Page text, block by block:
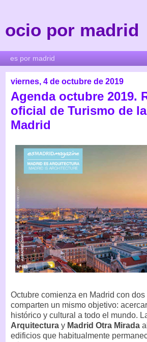
ocio por madrid
viernes, 4 de octubre de 2019
Agenda octubre 2019.
oficial de Turismo de
Madrid
Octubre comienza en Madrid con
comparten un mismo objetivo:
histórico y cultural a todo el mundo.
Arquitectura y Madrid Otra Mirada
edificios que habitualmente